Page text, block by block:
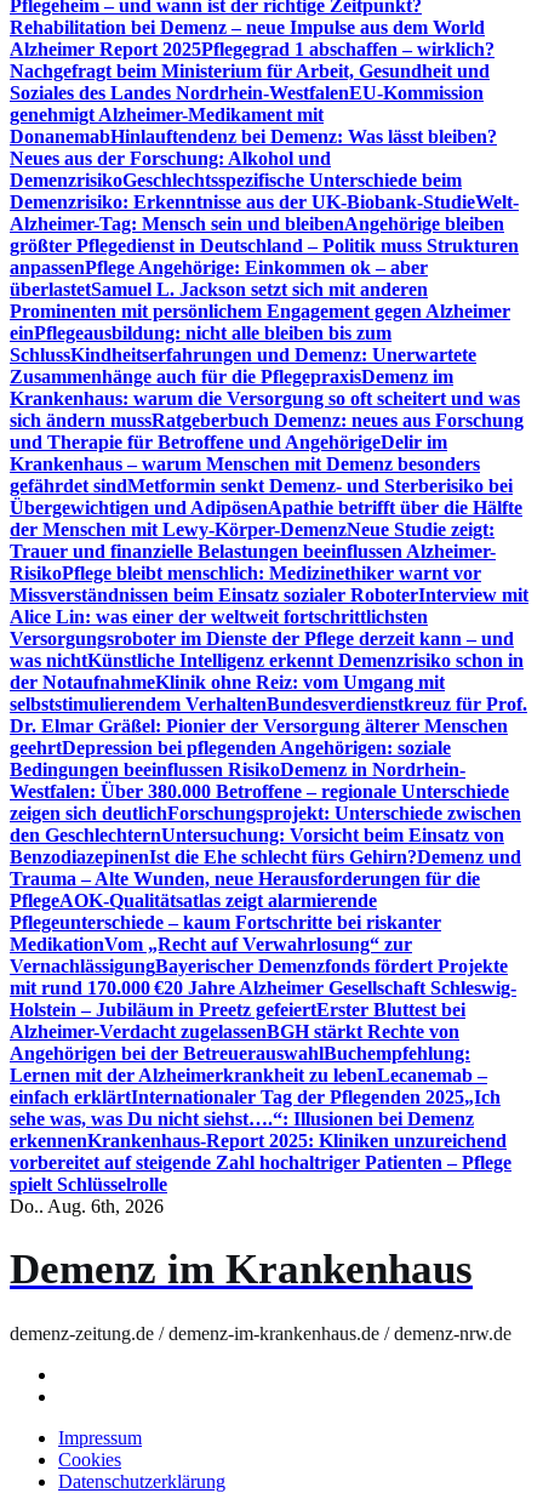
Pflegeheim – und wann ist der richtige Zeitpunkt?
Rehabilitation bei Demenz – neue Impulse aus dem World
Alzheimer Report 2025Pflegegrad 1 abschaffen – wirklich?
Nachgefragt beim Ministerium für Arbeit, Gesundheit und
Soziales des Landes Nordrhein-WestfalenEU-Kommission
genehmigt Alzheimer-Medikament mit
DonanemabHinlauftendenz bei Demenz: Was lässt bleiben?
Neues aus der Forschung: Alkohol und
DemenzrisikoGeschlechtsspezifische Unterschiede beim
Demenzrisiko: Erkenntnisse aus der UK-Biobank-StudieWelt-
Alzheimer-Tag: Mensch sein und bleibenAngehörige bleiben
größter Pflegedienst in Deutschland – Politik muss Strukturen
anpassenPflege Angehörige: Einkommen ok – aber
überlastetSamuel L. Jackson setzt sich mit anderen
Prominenten mit persönlichem Engagement gegen Alzheimer
einPflegeausbildung: nicht alle bleiben bis zum
SchlussKindheitserfahrungen und Demenz: Unerwartete
Zusammenhänge auch für die PflegepraxisDemenz im
Krankenhaus: warum die Versorgung so oft scheitert und was
sich ändern mussRatgeberbuch Demenz: neues aus Forschung
und Therapie für Betroffene und AngehörigeDelir im
Krankenhaus – warum Menschen mit Demenz besonders
gefährdet sindMetformin senkt Demenz- und Sterberisiko bei
Übergewichtigen und AdipösenApathie betrifft über die Hälfte
der Menschen mit Lewy-Körper-DemenzNeue Studie zeigt:
Trauer und finanzielle Belastungen beeinflussen Alzheimer-
RisikoPflege bleibt menschlich: Medizinethiker warnt vor
Missverständnissen beim Einsatz sozialer RoboterInterview mit
Alice Lin: was einer der weltweit fortschrittlichsten
Versorgungsroboter im Dienste der Pflege derzeit kann – und
was nichtKünstliche Intelligenz erkennt Demenzrisiko schon in
der NotaufnahmeKlinik ohne Reiz: vom Umgang mit
selbststimulierendem VerhaltenBundesverdienstkreuz für Prof.
Dr. Elmar Gräßel: Pionier der Versorgung älterer Menschen
geehrtDepression bei pflegenden Angehörigen: soziale
Bedingungen beeinflussen RisikoDemenz in Nordrhein-
Westfalen: Über 380.000 Betroffene – regionale Unterschiede
zeigen sich deutlichForschungsprojekt: Unterschiede zwischen
den GeschlechternUntersuchung: Vorsicht beim Einsatz von
BenzodiazepinenIst die Ehe schlecht fürs Gehirn?Demenz und
Trauma – Alte Wunden, neue Herausforderungen für die
PflegeAOK-Qualitätsatlas zeigt alarmierende
Pflegeunterschiede – kaum Fortschritte bei riskanter
MedikationVom „Recht auf Verwahrlosung“ zur
VernachlässigungBayerischer Demenzfonds fördert Projekte
mit rund 170.000 €20 Jahre Alzheimer Gesellschaft Schleswig-
Holstein – Jubiläum in Preetz gefeiertErster Bluttest bei
Alzheimer-Verdacht zugelassenBGH stärkt Rechte von
Angehörigen bei der BetreuerauswahlBuchempfehlung:
Lernen mit der Alzheimerkrankheit zu lebenLecanemab –
einfach erklärtInternationaler Tag der Pflegenden 2025„Ich
sehe was, was Du nicht siehst….“: Illusionen bei Demenz
erkennenKrankenhaus-Report 2025: Kliniken unzureichend
vorbereitet auf steigende Zahl hochaltriger Patienten – Pflege
spielt Schlüsselrolle
Do.. Aug. 6th, 2026
Demenz im Krankenhaus
demenz-zeitung.de / demenz-im-krankenhaus.de / demenz-nrw.de
Impressum
Cookies
Datenschutzerklärung